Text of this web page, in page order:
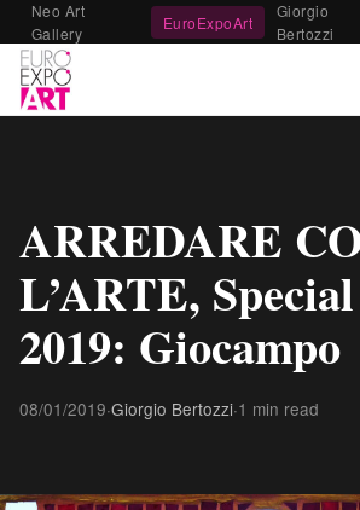
Neo Art
Gallery
EuroExpoArt
Giorgio
Bertozzi
ARREDARE
L’ARTE,
2019: Giocampo
08/01/2019·Giorgio Bertozzi·1 min read